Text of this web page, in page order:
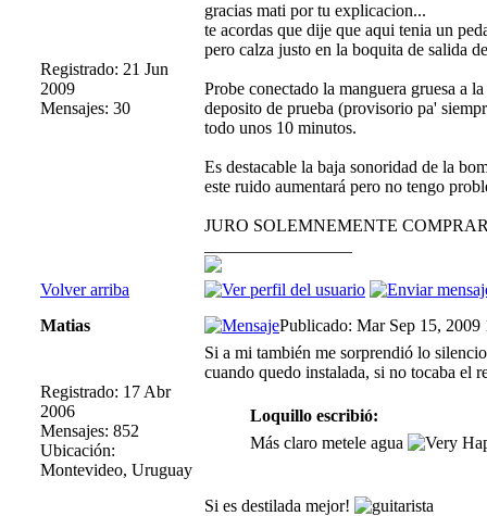
Registrado: 21 Jun
2009
Mensajes: 30
gracias mati por tu explicacion...
te acordas que dije que aqui tenia un
pero calza justo en la boquita de salida
Probe conectado la manguera gruesa a
deposito de prueba (provisorio pa'
todo unos 10 minutos.
Es destacable la baja sonoridad de la
este ruido aumentará pero no tengo
JURO SOLEMNEMENTE
Volver arriba
Matias
Publicado: Mar Sep 15, 2009
Registrado: 17 Abr
2006
Mensajes: 852
Ubicación:
Montevideo, Uruguay
Si a mi también me sorprendió lo
cuando quedo instalada, si no tocaba el
Loquillo escribió:
Más claro metele agua
Si es destilada mejor!